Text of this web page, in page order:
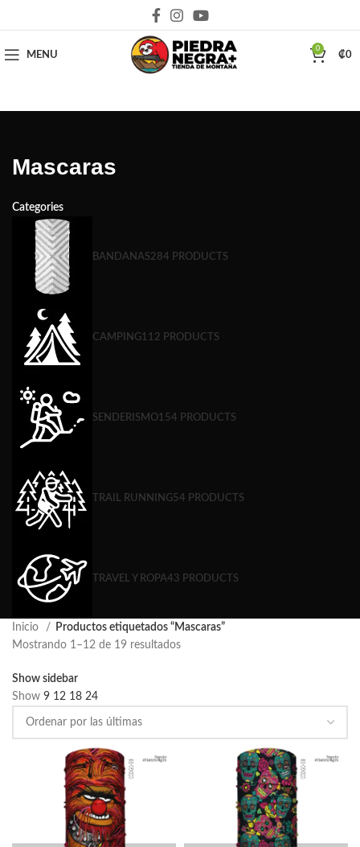
MENU
0
₡0
Mascaras
Categories
BANDANAS284 PRODUCTS
CAMPING112 PRODUCTS
SENDERISMO154 PRODUCTS
TRAIL RUNNING54 PRODUCTS
TRAVEL Y ROPA43 PRODUCTS
Inicio
Productos etiquetados “Mascaras”
Mostrando 1–12 de 19 resultados
Show sidebar
Show 9 12 18 24
Deja que la montaña sea parte de tu vida